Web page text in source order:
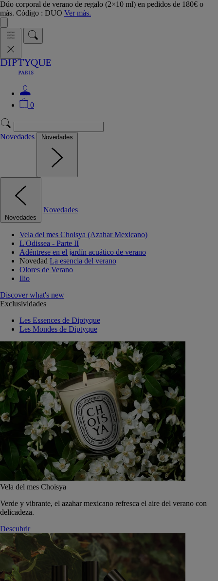
Dúo corporal de verano de regalo (2×10 ml) en pedidos de 180€ o
más. Código : DUO Ver más.
0
Novedades Novedades
Novedades
Novedades
Vela del mes Choisya (Azahar Mexicano)
L'Odissea - Parte II
Adéntrese en el jardín acuático de verano
Novedad La esencia del verano
Olores de Verano
Ilio
Discover what's new
Exclusividades
Les Essences de Diptyque
Les Mondes de Diptyque
Vela del mes Choisya
Verde y vibrante, el azahar mexicano refresca el aire del verano con
delicadeza.
Descubrir